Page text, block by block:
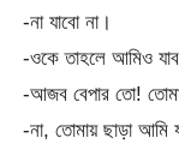
-না যাবো না।
-ওকে তাহলে আমিও
-আজব বেপার তো!
-না, তোমায় ছাড়া আমি